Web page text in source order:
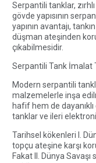
Serpantili tanklar,
gövde yapısının
yapının avantajı,
düşman ateşinden
çıkabilmesidir.
Serpantili Tank İmalat
Modern serpantili
malzemelerle inşa
hafif hem de
tanklar ve ileri
Tarihsel kökenleri I.
topçu ateşine karşı
Fakat II. Dünya